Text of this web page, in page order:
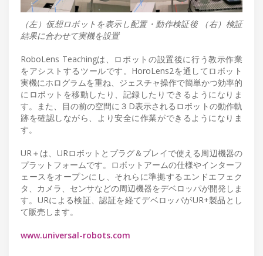
（左）仮想ロボットを表示し配置・動作検証後 （右）検証
結果に合わせて実機を設置
RoboLens Teachingは、ロボットの設置後に行う教示作業
をアシストするツールです。HoroLens2を通してロボット
実機にホログラムを重ね、ジェスチャ操作で簡単かつ効率的
にロボットを移動したり、記録したりできるようになりま
す。また、目の前の空間に３D表示されるロボットの動作軌
跡を確認しながら、より安全に作業ができるようになりま
す。
UR＋は、URロボットとプラグ＆プレイで使える周辺機器の
プラットフォームです。ロボットアームの仕様やインターフ
ェースをオープンにし、それらに準拠するエンドエフェク
タ、カメラ、センサなどの周辺機器をデベロッパが開発しま
す。URによる検証、認証を経てデベロッパがUR+製品とし
て販売します。
www.universal-robots.com